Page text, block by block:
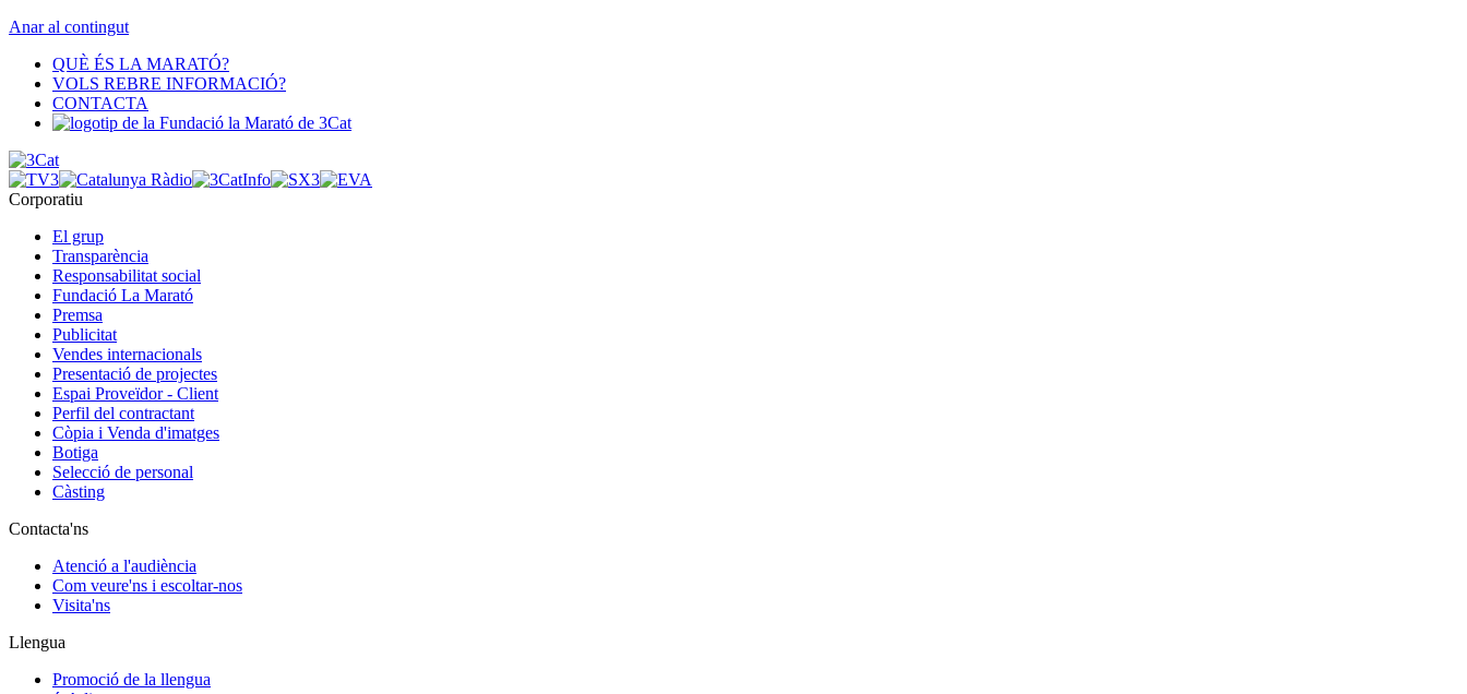
Anar al contingut
QUÈ ÉS LA MARATÓ?
VOLS REBRE INFORMACIÓ?
CONTACTA
Corporatiu
El grup
Transparència
Responsabilitat social
Fundació La Marató
Premsa
Publicitat
Vendes internacionals
Presentació de projectes
Espai Proveïdor - Client
Perfil del contractant
Còpia i Venda d'imatges
Botiga
Selecció de personal
Càsting
Contacta'ns
Atenció a l'audiència
Com veure'ns i escoltar-nos
Visita'ns
Llengua
Promoció de la llengua